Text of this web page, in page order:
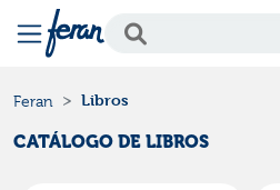
Feran Libros
CATÁLOGO DE LIBROS